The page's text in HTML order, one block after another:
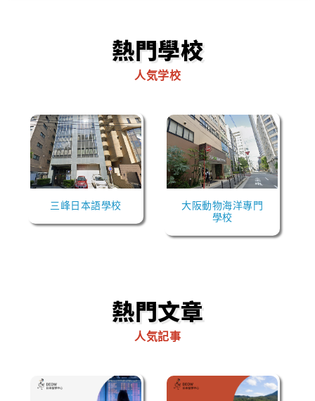
熱門學校
人気学校
三峰日本語學校
大阪動物海洋專門
學校
熱門文章
人気記事